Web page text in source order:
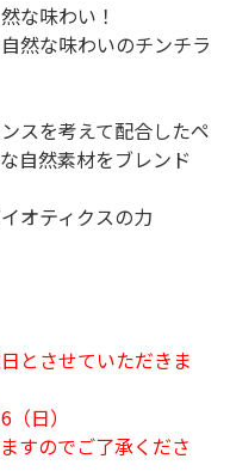
な味わい！
然な味わいのチンチラ
スを考えて配合したペ
自然素材をブレンド
オティクスの力
とさせていただきま
日）
すのでご了承くださ